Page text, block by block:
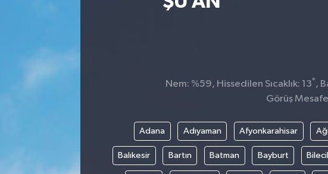
Nem: %59, Hissedilen Sıcaklık: 13° ,
Görüş
Adana Adıyaman Afyonkarahisar
Balıkesir Bartın Batman Bayburt